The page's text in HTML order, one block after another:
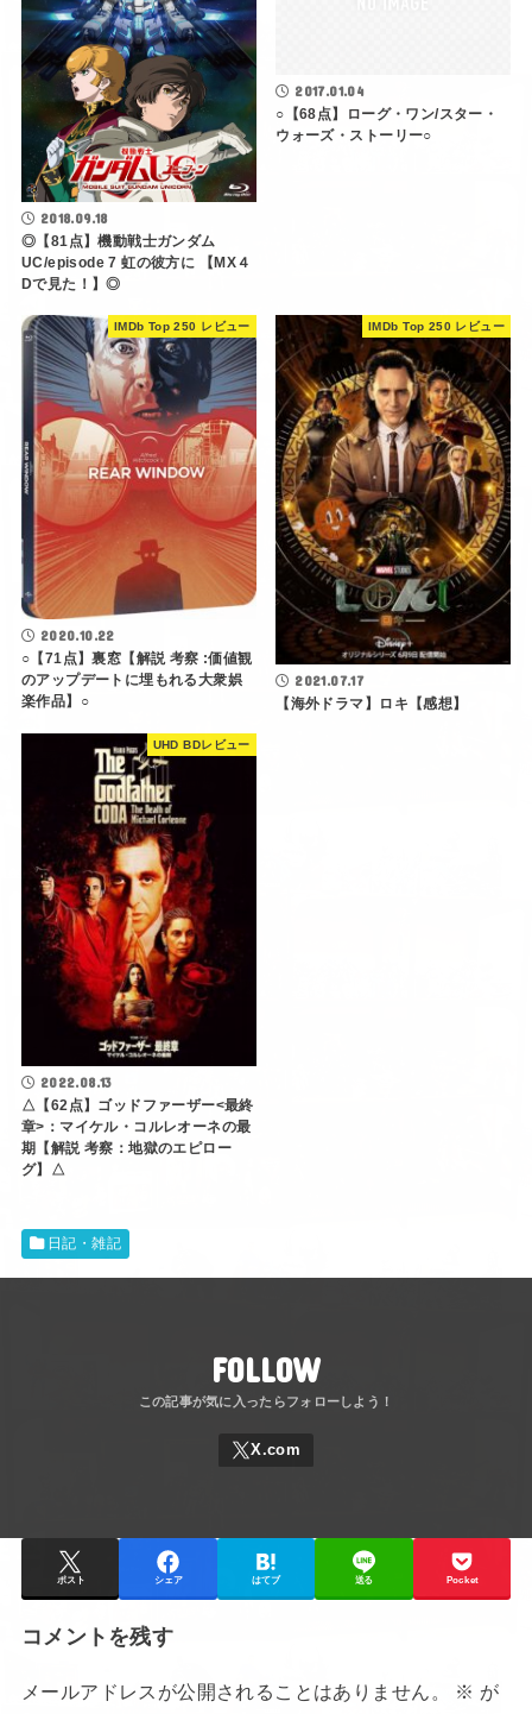
2018.09.18
◎【81点】機動戦士ガンダム
UC/episode 7 虹の彼方に 【MX４
Dで見た！】◎
2017.01.04
○【68点】ローグ・ワン/スター・
ウォーズ・ストーリー○
IMDb Top 250 レビュー
2020.10.22
○【71点】裏窓【解説 考察 :価値観
のアップデートに埋もれる大衆娯
楽作品】○
IMDb Top 250 レビュー
2021.07.17
【海外ドラマ】ロキ【感想】
UHD BDレビュー
2022.08.13
△【62点】ゴッドファーザー<最終
章>：マイケル・コルレオーネの最
期【解説 考察：地獄のエピロー
グ】△
日記・雑記
FOLLOW
ポスト シェア はてブ 送る Pocket
コメントを残す
メールアドレスが公開されることはありません。 ※ が